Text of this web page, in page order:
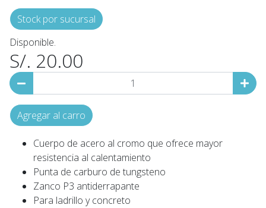
Stock por sucursal
Disponible.
S/. 20.00
Agregar al carro
Cuerpo de acero al cromo que ofrece mayor
resistencia al calentamiento
Punta de carburo de tungsteno
Zanco P3 antiderrapante
Para ladrillo y concreto